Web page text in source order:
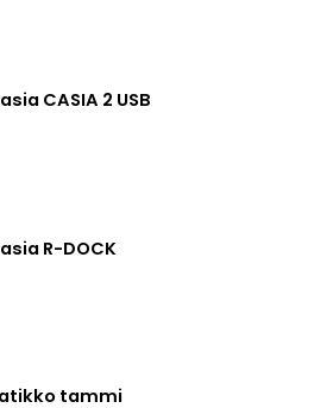
CASIA 2 USB
R-DOCK
tammi